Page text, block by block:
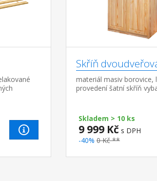
Skříň
materiál masiv borovice,
provedení šatní skříň
Skladem > 10 ks
9 999 Kč s DPH
-40% 0 Kč **